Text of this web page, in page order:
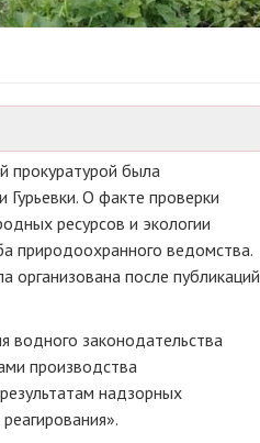
прокуратурой была
Гурьевки. О факте проверки
ресурсов и экологии
природоохранного ведомства.
организована после публикаций
водного законодательства
производства
надзорных